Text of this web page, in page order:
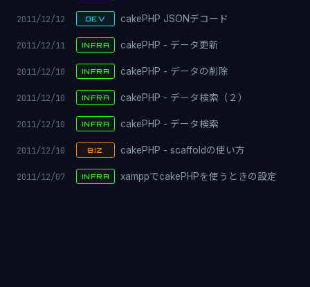
2011/12/12 DEV cakePHP JSONデコード
2011/12/11 INFRA cakePHP - データ更新
2011/12/10 INFRA cakePHP - データの削除
2011/12/10 INFRA cakePHP - データ検索（２）
2011/12/10 INFRA cakePHP - データ検索
2011/12/10 BIZ cakePHP - scaffoldの使い方
2011/12/07 INFRA xamppでcakePHPを使うときの設定